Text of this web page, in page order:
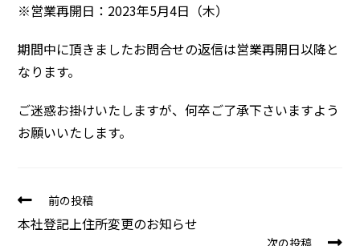
※営業再開日：2023年5月4日（木）
期間中に頂きましたお問合せの返信は営業再開日以降と
なります。
ご迷惑お掛けいたしますが、何卒ご了承下さいますよう
お願いいたします。
前の投稿
本社登記上住所変更のお知らせ
次の投稿